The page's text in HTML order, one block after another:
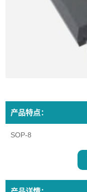
产品特点：
SOP-8